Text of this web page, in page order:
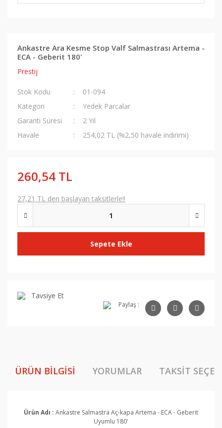
Ankastre Ara Kesme Stop Valf Salmastrası Artema -
ECA - Geberit 180'
Prestij
Stok Kodu
01-094
Kategori
Yedek Parcalar
Garanti Süresi
2 Yıl
Havale
254,02 TL (%2,50 havale indirimi)
260,54 TL
27,21 TL den başlayan taksitlerle!!
Sepete Ekle
Tavsiye Et
Paylaş :
ÜRÜN BILGISI YORUMLAR TAKSIT
Ürün Adı : Ankastre Salmastra Aç-kapa Artema - ECA - Geberit
Uyumlu 180'